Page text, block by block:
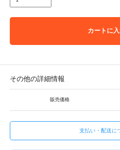
カートに
その他の詳細情報
販売価格
支払い・配送に